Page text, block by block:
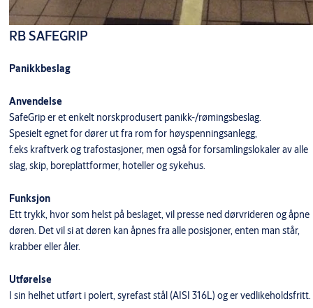
RB SAFEGRIP
Panikkbeslag
Anvendelse
SafeGrip er et enkelt norskprodusert panikk-/rømingsbeslag.
Spesielt egnet for dører ut fra rom for høyspenningsanlegg,
f.eks kraftverk og trafostasjoner, men også for forsamlingslokaler av alle
slag, skip, boreplattformer, hoteller og sykehus.
Funksjon
Ett trykk, hvor som helst på beslaget, vil presse ned dørvrideren og åpne
døren. Det vil si at døren kan åpnes fra alle posisjoner, enten man står,
krabber eller åler.
Utførelse
I sin helhet utført i polert, syrefast stål (AISI 316L) og er vedlikeholdsfritt.